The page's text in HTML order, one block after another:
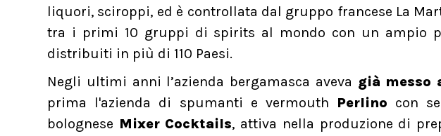
liquori, sciroppi, ed è controllata dal gruppo francese La
tra i primi 10 gruppi di spirits al mondo con un ampio
distribuiti in più di 110 Paesi.
Negli ultimi anni l’azienda bergamasca aveva già messo
prima l'azienda di spumanti e vermouth Perlino con
bolognese Mixer Cocktails, attiva nella produzione di